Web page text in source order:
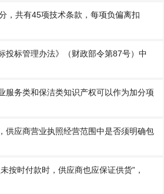
，共有45项技术条款，每项负偏离扣
投标管理办法》（财政部令第87号）中
服务类和保洁类知识产权可以作为加分项
供应商营业执照经营范围中是否须明确包
按时付款时，供应商也应保证供货”，